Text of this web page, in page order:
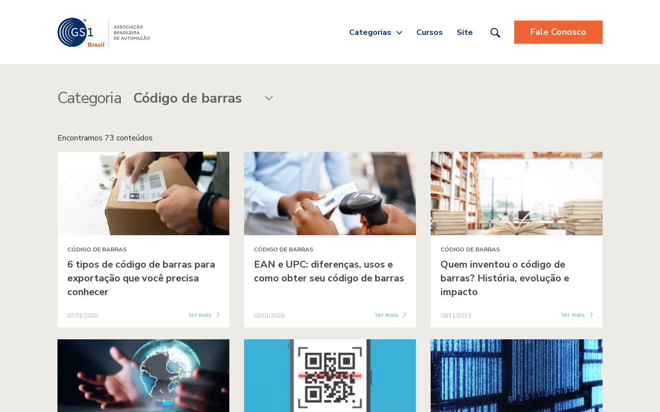
Categorias Cursos Site Fale Conosco
Categoria
Encontramos 73 conteúdos
CÓDIGO DE BARRAS
6 tipos de código de barras para
exportação que você precisa
conhecer
07/01/2020 ler mais
CÓDIGO DE BARRAS
EAN e UPC: diferenças, usos e
como obter seu código de barras
02/01/2020 ler mais
CÓDIGO DE BARRAS
Quem inventou o código de
barras? História, evolução e
impacto
08/11/2019 ler mais